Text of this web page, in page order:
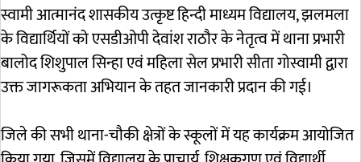
स्वामी आत्मानंद शासकीय उत्कृष्ट हिन्दी माध्यम विद्यालय, झलमला
के विद्यार्थियों को एसडीओपी देवांश राठौर के नेतृत्व में थाना प्रभारी
बालोद शिशुपाल सिन्हा एवं महिला सेल प्रभारी सीता गोस्वामी द्वारा
उक्त जागरूकता अभियान के तहत जानकारी प्रदान की गई।
जिले की सभी थाना-चौकी क्षेत्रों के स्कूलों में यह कार्यक्रम आयोजित